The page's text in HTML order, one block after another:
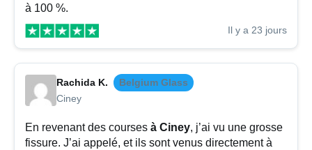
à 100 %.
Il y a 23 jours
Rachida K.
Belgium Glass
Ciney
En revenant des courses à Ciney, j’ai vu une grosse
fissure. J’ai appelé, et ils sont venus directement à